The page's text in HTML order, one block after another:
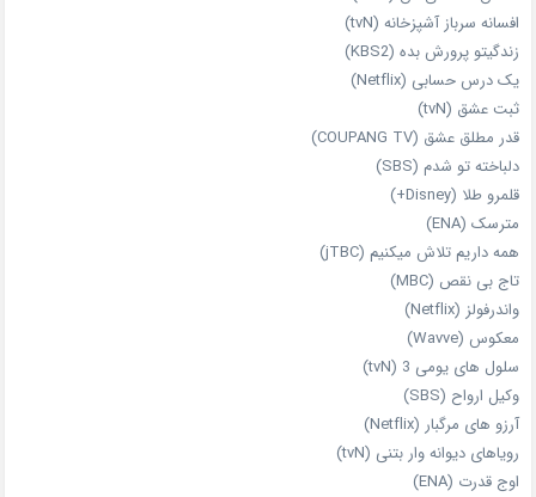
افسانه سرباز آشپزخانه (tvN)
زندگیتو پرورش بده (KBS2)
یک درس حسابی (Netflix)
ثبت عشق (tvN)
قدر مطلق عشق (COUPANG TV)
دلباخته تو شدم (SBS)
قلمرو طلا (Disney+)
مترسک (ENA)
همه داریم تلاش میکنیم (jTBC)
تاج بی‌ نقص (MBC)
واندرفولز (Netflix)
معکوس (Wavve)
سلول های یومی 3 (tvN)
وکیل ارواح (SBS)
آرزو های مرگبار (Netflix)
رویاهای دیوانه‌ وار بتنی (tvN)
اوج قدرت (ENA)